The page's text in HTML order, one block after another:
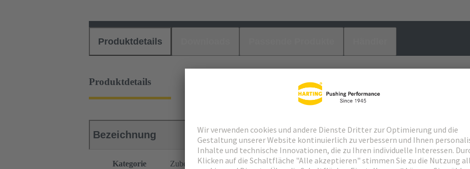
Produktdetails
Produktdetails
Bezeichnung
Kategorie Zubehör